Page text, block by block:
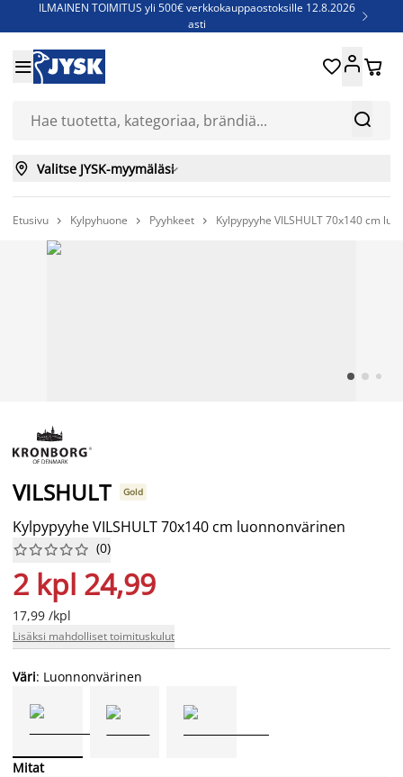
ILMAINEN TOIMITUS yli 500€ verkkokauppaostoksille 12.8.2026
asti

Jenkkisänkyjä - Säästä jopa 60%


 
 Valitse JYSK-myymäläsi
Etusivu  Kylpyhuone  Pyyhkeet  Kylpypyyhe VILSHULT 70x140 cm
VILSHULT Gold
Kylpypyyhe VILSHULT 70x140 cm luonnonvärinen





 (0)
2 kpl 24,99
17,99 /kpl
Lisäksi mahdolliset toimituskulut
Väri: Luonnonvärinen
Mitat